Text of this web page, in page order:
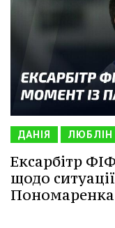
ДАНІЯ ЛЮБЛІН
Ексарбітр
щодо